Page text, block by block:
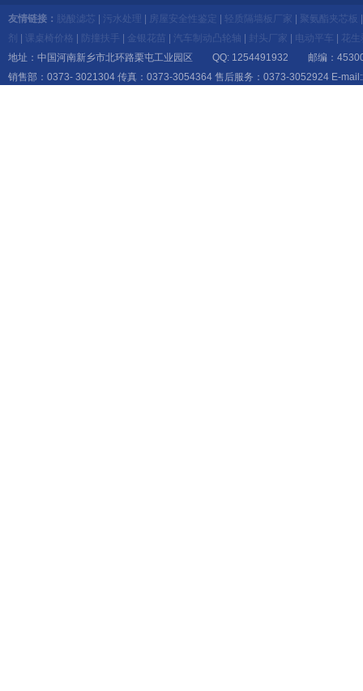
友情链接： 脱酸滤芯 污水处理 房屋安全性鉴定 轻质隔墙板厂家 聚氨酯夹芯板
剂
课桌椅价格 防撞扶手 金银花苗 汽车制动凸轮轴 封头厂家 电动平车
花生
地址：中国河南新乡市北环路栗屯工业园区 QQ: 1254491932 邮编：
销售部：0373- 3021304 传真：0373-3054364 售后服务：0373-3052924 E-